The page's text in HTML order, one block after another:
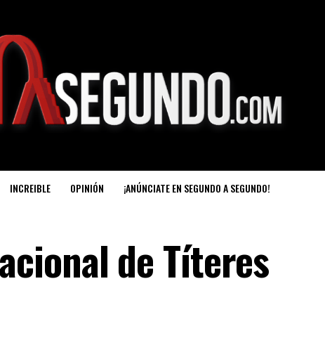
INCREIBLE OPINIÓN ¡ANÚNCIATE EN SEGUNDO A SEGUNDO!
de Títeres